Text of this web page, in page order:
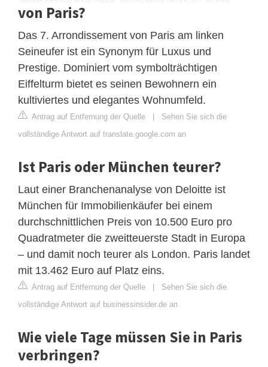
von Paris?
Das 7. Arrondissement von Paris am linken
Seineufer ist ein Synonym für Luxus und
Prestige. Dominiert vom symbolträchtigen
Eiffelturm bietet es seinen Bewohnern ein
kultiviertes und elegantes Wohnumfeld.
Antrag auf Entfernung der Quelle | Sehen Sie sich die
vollständige Antwort auf translate.google.com an
Ist Paris oder München teurer?
Laut einer Branchenanalyse von Deloitte ist
München für Immobilienkäufer bei einem
durchschnittlichen Preis von 10.500 Euro pro
Quadratmeter die zweitteuerste Stadt in Europa
– und damit noch teurer als London. Paris landet
mit 13.462 Euro auf Platz eins.
Antrag auf Entfernung der Quelle | Sehen Sie sich die
vollständige Antwort auf businessinsider.de an
Wie viele Tage müssen Sie in Paris
verbringen?